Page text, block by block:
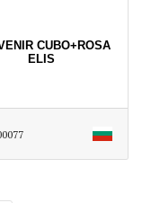
CUBO+ROSA
ELIS